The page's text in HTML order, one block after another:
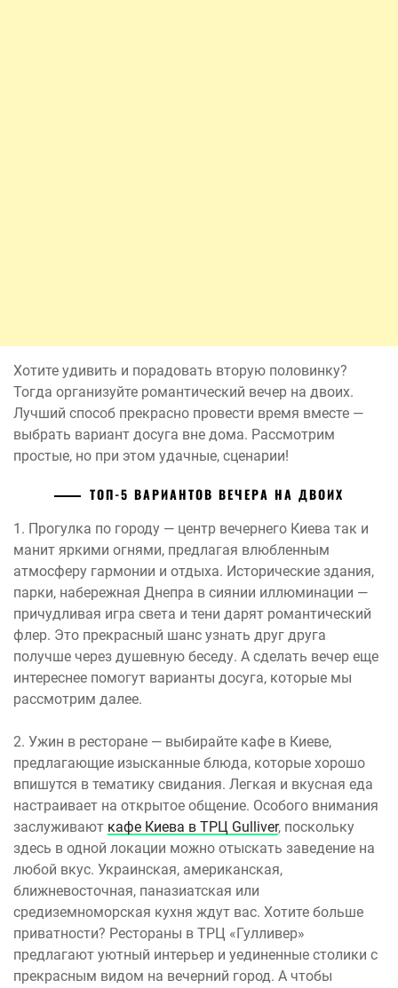
Хотите удивить и порадовать вторую половинку?
Тогда организуйте романтический вечер на двоих.
Лучший способ прекрасно провести время вместе —
выбрать вариант досуга вне дома. Рассмотрим
простые, но при этом удачные, сценарии!
ТОП-5 ВАРИАНТОВ ВЕЧЕРА НА ДВОИХ
1. Прогулка по городу — центр вечернего Киева так и
манит яркими огнями, предлагая влюбленным
атмосферу гармонии и отдыха. Исторические здания,
парки, набережная Днепра в сиянии иллюминации —
причудливая игра света и тени дарят романтический
флер. Это прекрасный шанс узнать друг друга
получше через душевную беседу. А сделать вечер еще
интереснее помогут варианты досуга, которые мы
рассмотрим далее.
2. Ужин в ресторане — выбирайте кафе в Киеве,
предлагающие изысканные блюда, которые хорошо
впишутся в тематику свидания. Легкая и вкусная еда
настраивает на открытое общение. Особого внимания
заслуживают кафе Киева в ТРЦ Gulliver, поскольку
здесь в одной локации можно отыскать заведение на
любой вкус. Украинская, американская,
ближневосточная, паназиатская или
средиземноморская кухня ждут вас. Хотите больше
приватности? Рестораны в ТРЦ «Гулливер»
предлагают уютный интерьер и уединенные столики с
прекрасным видом на вечерний город. А чтобы